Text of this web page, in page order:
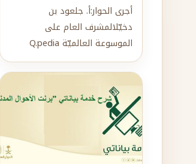
أجرى الحوار:أ. جلعود بن
دخيّلالمشرف العام على
الموسوعة العالميّة Q.pedia
يعيش في الجانب الأسود من
هذه الحياة بشر يتنا...